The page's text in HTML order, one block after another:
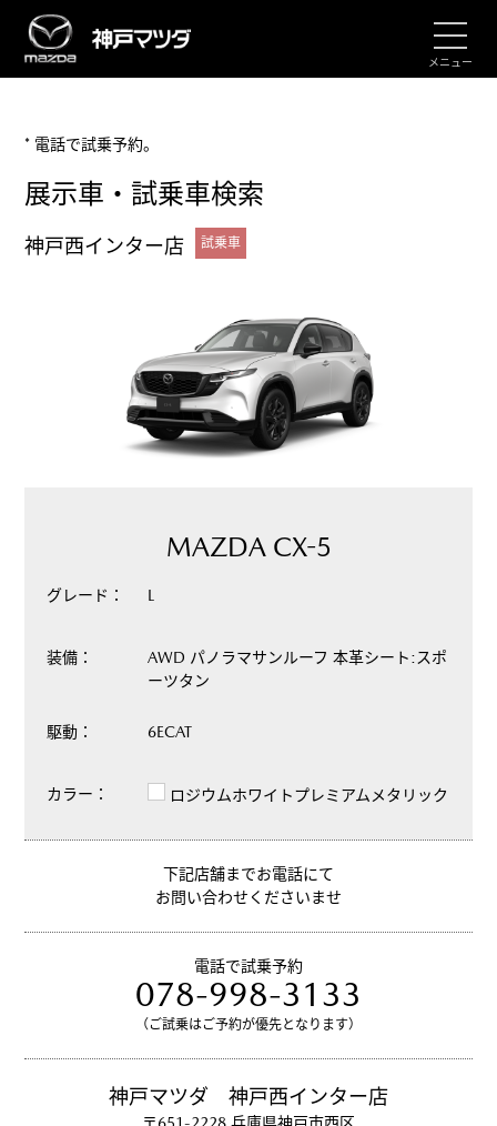
メニュー
* 電話で試乗予約。
展示車・試乗車検索
神戸西インター店 試乗車
MAZDA CX-5
グレード： L
装備：
AWD パノラマサンルーフ 本革シート:スポ
ーツタン
駆動： 6ECAT
カラー： ロジウムホワイトプレミアムメタリック
下記店舗までお電話にて
お問い合わせくださいませ
電話で試乗予約
078-998-3133
（ご試乗はご予約が優先となります）
神戸マツダ 神戸西インター店